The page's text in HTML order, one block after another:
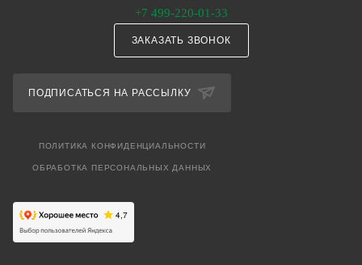
+7 499-220-01-33
ЗАКАЗАТЬ ЗВОНОК
ПОДПИСАТЬСЯ НА РАССЫЛКУ
ПОЛИТИКА КОНФИДЕНЦИАЛЬНОСТИ
ОБРАБОТКА ПЕРСОНАЛЬНЫХ ДАННЫХ